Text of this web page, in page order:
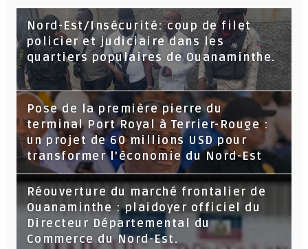
Nord-Est/Insécurité: coup de filet
policier et judiciaire dans les
quartiers populaires de Ouanaminthe.
Pose de la première pierre du
terminal Port Royal à Terrier-Rouge :
un projet de 60 millions USD pour
transformer l’économie du Nord-Est
Réouverture du marché frontalier de
Ouanaminthe : plaidoyer officiel du
Directeur Départemental du
Commerce du Nord-Est.